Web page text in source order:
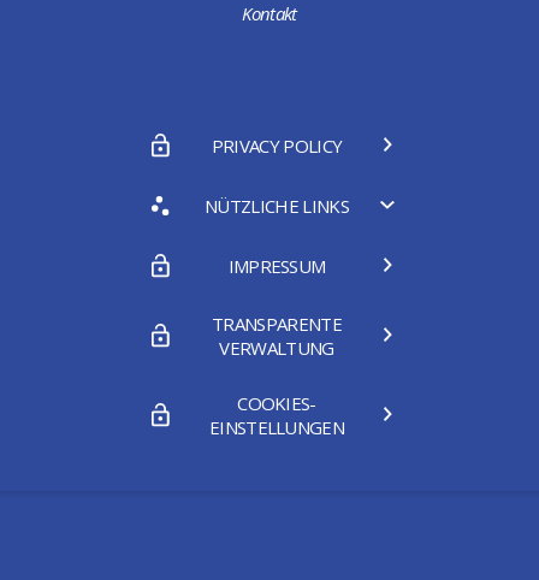
Kontakt
PRIVACY POLICY
NÜTZLICHE LINKS
IMPRESSUM
TRANSPARENTE
VERWALTUNG
COOKIES-
EINSTELLUNGEN